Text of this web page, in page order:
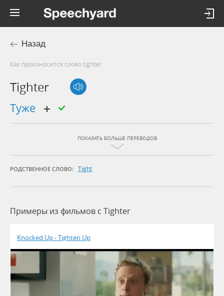
Назад
Как произносится слово tighter
Tighter
туже
ПОКАЗАТЬ БОЛЬШЕ ПЕРЕВОДОВ
РОДСТВЕННОЕ СЛОВО: Tight
Примеры из фильмов c Tighter
Knocked Up - Tighten Up